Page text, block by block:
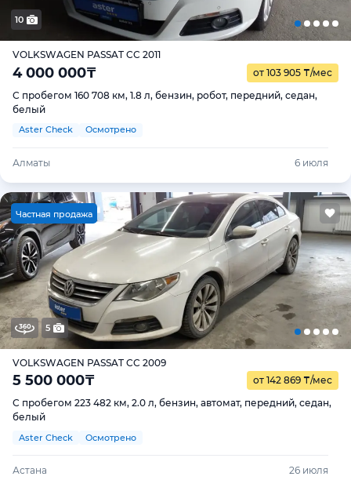
10
VOLKSWAGEN PASSAT CC 2011
4 000 000₸ от 103 905 ₸/мес
С пробегом 160 708 км, 1.8 л, бензин, робот, передний, седан,
белый
Aster Check Осмотрено
Алматы 6 июля
Частная продажа
5
VOLKSWAGEN PASSAT CC 2009
5 500 000₸ от 142 869 ₸/мес
С пробегом 223 482 км, 2.0 л, бензин, автомат, передний, седан,
белый
Aster Check Осмотрено
Астана 26 июля